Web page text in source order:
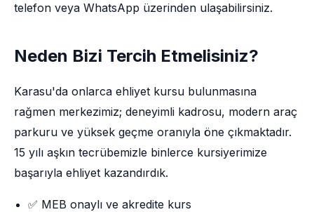
telefon veya WhatsApp üzerinden ulaşabilirsiniz.
Neden Bizi Tercih Etmelisiniz?
Karasu'da onlarca ehliyet kursu bulunmasına
rağmen merkezimiz; deneyimli kadrosu, modern araç
parkuru ve yüksek geçme oranıyla öne çıkmaktadır.
15 yılı aşkın tecrübemizle binlerce kursiyerimize
başarıyla ehliyet kazandırdık.
✅ MEB onaylı ve akredite kurs